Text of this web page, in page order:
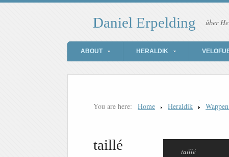
Daniel Erpelding über
ABOUT HERALDIK
You are here: Home Heraldik
taillé taillé